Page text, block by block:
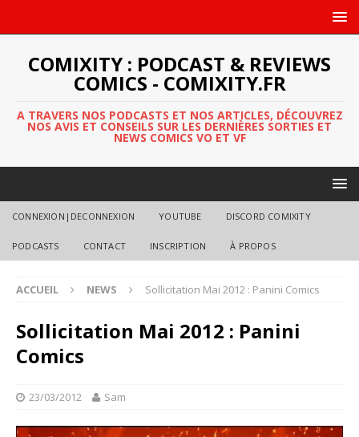
COMIXITY : PODCAST & REVIEWS
COMICS - COMIXITY.FR
A TRAVERS NOS PODCASTS ET NOS ARTICLES, DÉCOUVREZ
NOS AVIS ET CONSEILS SUR LES DERNIÈRES SORTIES ET
NEWS COMICS VO ET VF
CONNEXION|DECONNEXION YOUTUBE DISCORD COMIXITY
PODCASTS CONTACT INSCRIPTION À PROPOS
ACCUEIL NEWS Sollicitation Mai 2012 : Panini Comics
Sollicitation Mai 2012 : Panini
Comics
23/03/2012 Sam